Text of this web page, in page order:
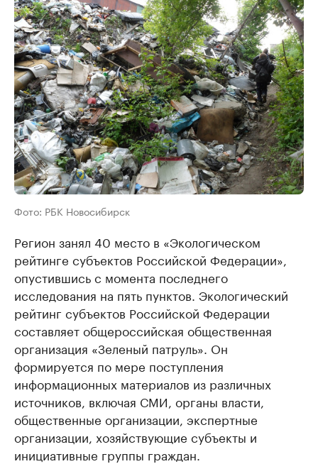
Фото: РБК Новосибирск
Регион занял 40 место в «Экологическом
рейтинге субъектов Российской Федерации»,
опустившись с момента последнего
исследования на пять пунктов. Экологический
рейтинг субъектов Российской Федерации
составляет общероссийская общественная
организация «Зеленый патруль». Он
формируется по мере поступления
информационных материалов из различных
источников, включая СМИ, органы власти,
общественные организации, экспертные
организации, хозяйствующие субъекты и
инициативные группы граждан.